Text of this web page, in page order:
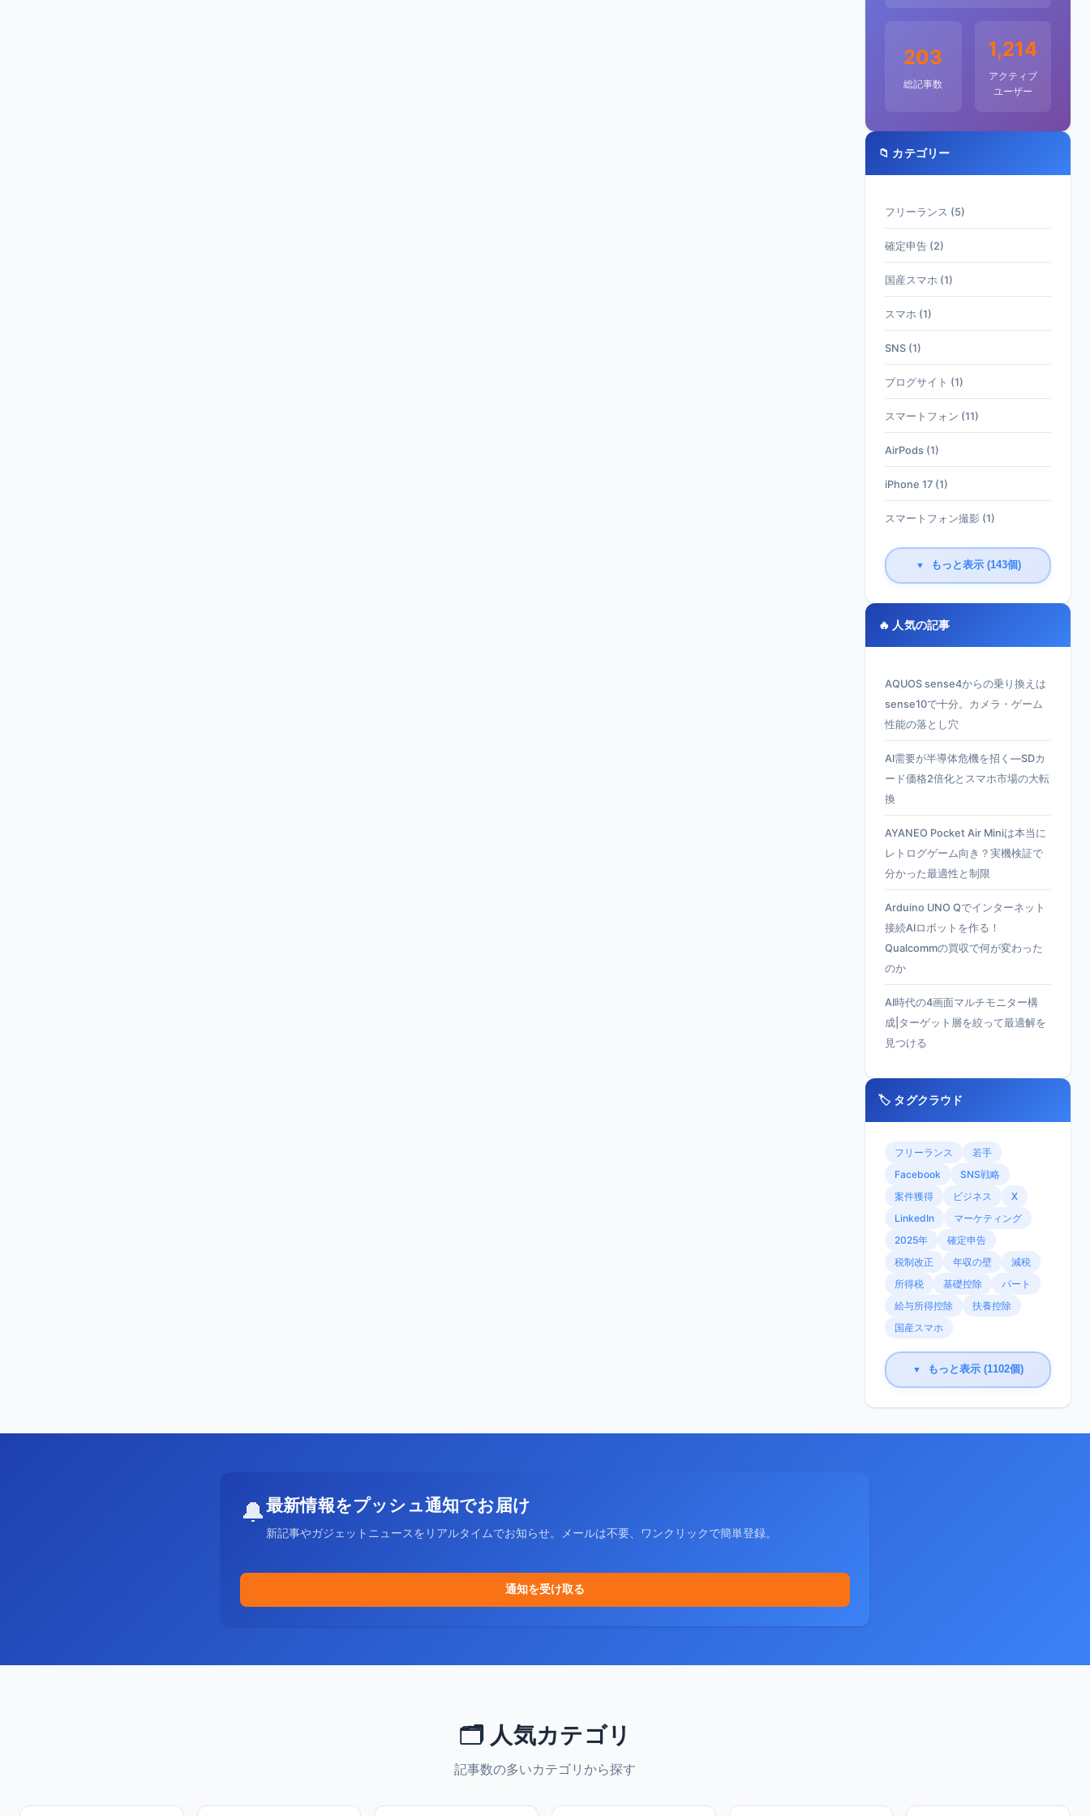
203
総記事数
1,214
アクティブ
ユーザー
📁 カテゴリー
フリーランス (5)
確定申告 (2)
国産スマホ (1)
スマホ (1)
SNS (1)
ブログサイト (1)
スマートフォン (11)
AirPods (1)
iPhone 17 (1)
スマートフォン撮影 (1)
▼ もっと表示 (143個)
🔥 人気の記事
AQUOS sense4からの乗り換えは
sense10で十分。カメラ・ゲーム
性能の落とし穴
AI需要が半導体危機を招く—SDカ
ード価格2倍化とスマホ市場の大転
換
AYANEO Pocket Air Miniは本当に
レトログゲーム向き？実機検証で
分かった最適性と制限
Arduino UNO Qでインターネット
接続AIロボットを作る！
Qualcommの買収で何が変わった
のか
AI時代の4画面マルチモニター構
成|ターゲット層を絞って最適解を
見つける
🏷️ タグクラウド
フリーランス
若手
Facebook
SNS戦略
案件獲得
ビジネス
X
LinkedIn
マーケティング
2025年
確定申告
税制改正
年収の壁
減税
所得税
基礎控除
パート
給与所得控除
扶養控除
国産スマホ
▼ もっと表示 (1102個)
🔔最新情報をプッシュ通知でお届け
新記事やガジェットニュースをリアルタイムでお知らせ。メールは不要、ワンクリックで簡単登録。
通知を受け取る
🗂️ 人気カテゴリ
記事数の多いカテゴリから探す